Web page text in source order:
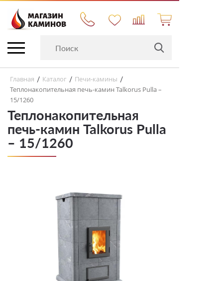
Главная / Каталог / Печи-камины /
Теплонакопительная печь-камин Talkorus Pulla –
15/1260
Теплонакопительная
печь-камин Talkorus Pulla
– 15/1260